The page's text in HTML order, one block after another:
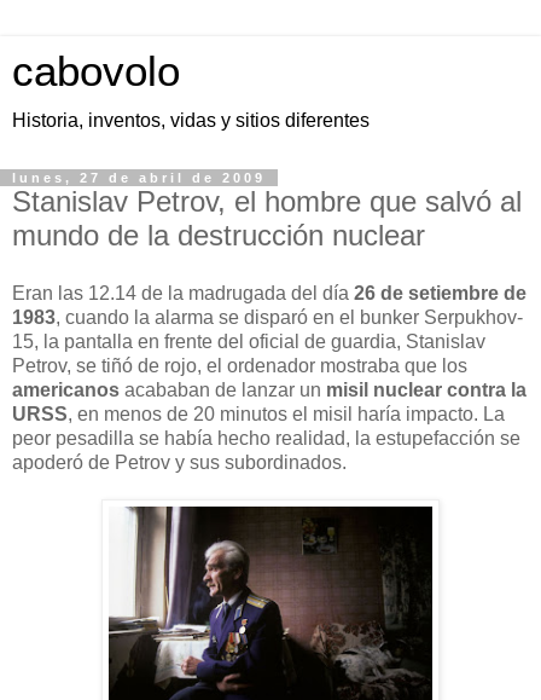
cabovolo
Historia, inventos, vidas y sitios diferentes
lunes, 27 de abril de 2009
Stanislav Petrov, el hombre que salvó al
mundo de la destrucción nuclear
Eran las 12.14 de la madrugada del día 26 de setiembre de
1983, cuando la alarma se disparó en el bunker Serpukhov-
15, la pantalla en frente del oficial de guardia, Stanislav
Petrov, se tiñó de rojo, el ordenador mostraba que los
americanos acababan de lanzar un misil nuclear contra la
URSS, en menos de 20 minutos el misil haría impacto. La
peor pesadilla se había hecho realidad, la estupefacción se
apoderó de Petrov y sus subordinados.